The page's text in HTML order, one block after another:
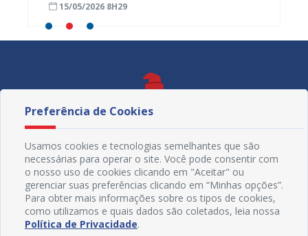
15/05/2026 8H29
Preferência de Cookies
Usamos cookies e tecnologias semelhantes que são
necessárias para operar o site. Você pode consentir com
o nosso uso de cookies clicando em "Aceitar" ou
gerenciar suas preferências clicando em “Minhas opções”.
Para obter mais informações sobre os tipos de cookies,
como utilizamos e quais dados são coletados, leia nossa
Política de Privacidade.